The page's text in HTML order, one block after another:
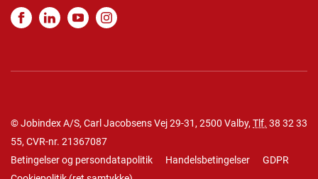
© Jobindex A/S, Carl Jacobsens Vej 29-31, 2500 Valby, Tlf. 38 32 33
55, CVR-nr. 21367087
Betingelser og persondatapolitik
Handelsbetingelser
GDPR